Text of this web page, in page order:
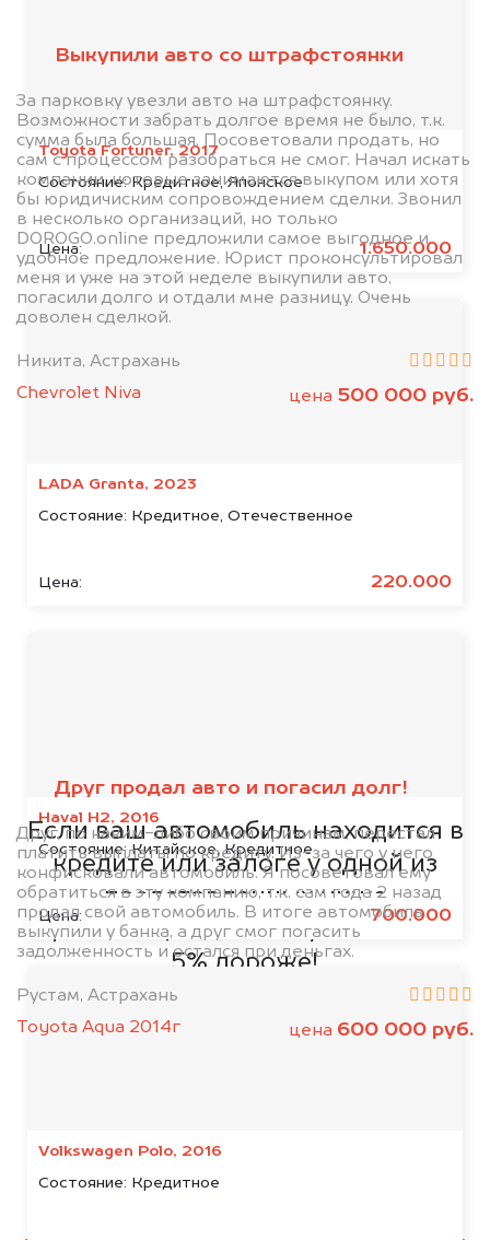
Toyota Fortuner, 2017
Состояние: Кредитное, Японское
Цена: 1.650.000
LADA Granta, 2023
Состояние: Кредитное, Отечественное
Цена: 220.000
Haval H2, 2016
Состояние:Китайское, Кредитное
Цена: 700.000
Volkswagen Polo, 2016
Состояние: Кредитное
Выкупили авто со штрафстоянки
За парковку увезли авто на штрафстоянку.
Возможности забрать долгое время не было, т.к.
сумма была большая. Посоветовали продать, но
сам с процессом разобраться не смог. Начал искать
компании, которые занимаются выкупом или хотя
бы юридичиским сопровождением сделки. Звонил
в несколько организаций, но только
DOROGO.online предложили самое выгодное и
удобное предложение. Юрист проконсультировал
меня и уже на этой неделе выкупили авто,
погасили долго и отдали мне разницу. Очень
доволен сделкой.
Никита, Астрахань
Chevrolet Niva
цена 500 000 руб.
Друг продал авто и погасил долг!
Друг, по каким-либо своим причинам, перестал
платить выплаты по кредиту. Из-за чего у него
конфисковали автомобиль. Я посоветовал ему
обратиться в эту компанию, т.к. сам года 2 назад
продал свой автомобиль. В итоге автомобиль
выкупили у банка, а друг смог погасить
задолженность и остался при деньгах.
Рустам, Астрахань
Toyota Aqua 2014г
цена 600 000 руб.
банками
Если ваш автомобиль находится в
кредите или залоге у одной из
представленных ниже
организаций, то мы купим его на
5% дороже!